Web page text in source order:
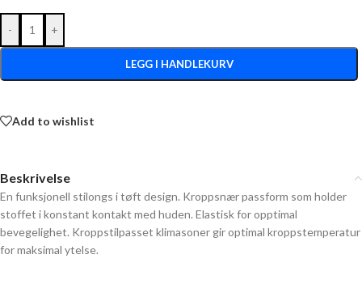
- +
LEGG I HANDLEKURV
Add to wishlist
Beskrivelse
En funksjonell stilongs i tøft design. Kroppsnær passform som holder
stoffet i konstant kontakt med huden. Elastisk for opptimal
bevegelighet. Kroppstilpasset klimasoner gir optimal kroppstemperatur
for maksimal ytelse.